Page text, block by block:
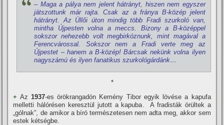
– Maga a pálya nem jelent hátrányt, hiszen nem egyszer
játszottunk már rajta. Csak az a fránya B-közép jelent
hátrányt. Az Üllői úton mindig több Fradi szurkoló van,
mintha Újpesten volna a meccs. Bizony a B-középpel
sokszor nehezebb volt megbirkóznunk, mint magával a
Ferencvárossal. Sokszor nem a Fradi verte meg az
Újpestet – hanem a B-közép! Bárcsak nekünk volna ilyen
nagyszámú és ilyen fanatikus szurkológárdánk…
*
+ Az 1937-es örökrangadón Kemény Tibor egyik lövése a kapufa
melletti hálórésen keresztül jutott a kapuba. A fradisták örültek a
„gólnak”, de amikor a bí­ró természetesen nem adta meg, akkor sem
estek kétségbe.